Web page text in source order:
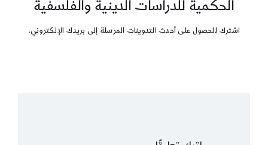
الحكمية للدراسات الدينية والفلسفية
اشترك للحصول على أحدث التدوينات المرسلة إلى بريدك الإلكتروني.